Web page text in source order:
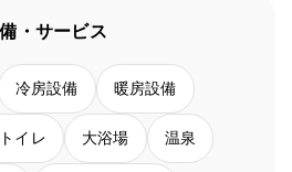
・サービス
冷房設備 暖房設備
イレ 大浴場 温泉